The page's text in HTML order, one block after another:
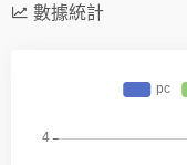
數據統計